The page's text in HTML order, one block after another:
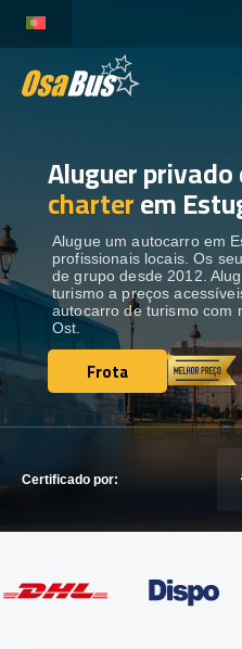
content
ALUGUER DE
DESTINOS
FROTA
ENTRE EM CONTACTO
ENTRE EM CONTACTO
Aluguer privado
charterem
Alugue um autocarro em
profissionais locais. Os
de grupo desde 2012.
turismo a preços
autocarro de turismo com
Ost.
Frota
Frota
Certificado por: